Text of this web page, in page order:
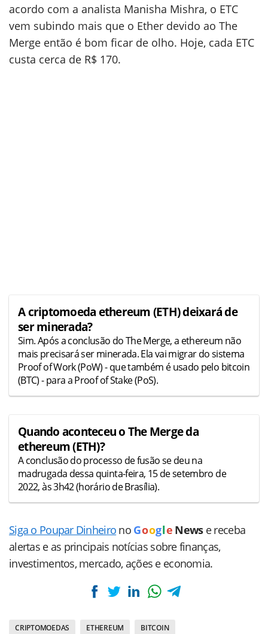
acordo com a analista Manisha Mishra, o ETC
vem subindo mais que o Ether devido ao The
Merge então é bom ficar de olho. Hoje, cada ETC
custa cerca de R$ 170.
A criptomoeda ethereum (ETH) deixará de
ser minerada?
Sim. Após a conclusão do The Merge, a ethereum não
mais precisará ser minerada. Ela vai migrar do sistema
Proof of Work (PoW) - que também é usado pelo bitcoin
(BTC) - para a Proof of Stake (PoS).
Quando aconteceu o The Merge da
ethereum (ETH)?
A conclusão do processo de fusão se deu na
madrugada dessa quinta-feira, 15 de setembro de
2022, às 3h42 (horário de Brasília).
Siga o Poupar Dinheiro no Goog le News e receba
alertas e as principais notícias sobre finanças,
investimentos, mercado, ações e economia.
CRIPTOMOEDAS ETHEREUM BITCOIN